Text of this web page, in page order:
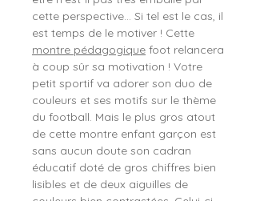
cette perspective… Si tel est le cas, il
est temps de le motiver ! Cette
montre pédagogique foot relancera
à coup sûr sa motivation ! Votre
petit sportif va adorer son duo de
couleurs et ses motifs sur le thème
du football. Mais le plus gros atout
de cette montre enfant garçon est
sans aucun doute son cadran
éducatif doté de gros chiffres bien
lisibles et de deux aiguilles de